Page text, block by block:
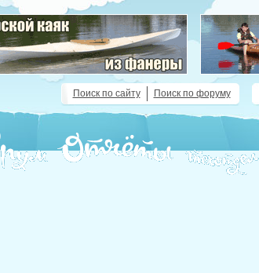
Поиск по сайту Поиск по форуму